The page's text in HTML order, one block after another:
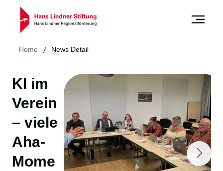
KI im
Verein
– viele
Aha-
Mome
Home / News Detail